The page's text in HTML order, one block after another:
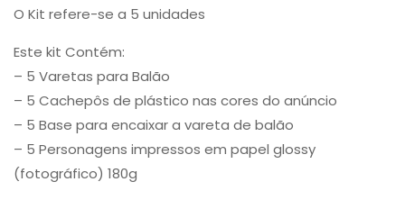
O Kit refere-se a 5 unidades
Este kit Contém:
– 5 Varetas para Balão
– 5 Cachepôs de plástico nas cores do anúncio
– 5 Base para encaixar a vareta de balão
– 5 Personagens impressos em papel glossy
(fotográfico) 180g